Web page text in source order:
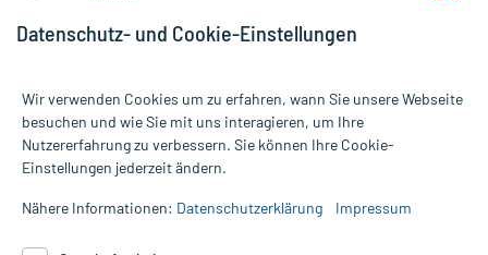
Alle Preise gelten inkl. MwSt., ggf. zzgl. Versandkosten
Informationen auf dieser Website werden ausschließlich für
die Untersuchung und Behandlung durch einen Arzt. Bitte
Datenschutz- und Cookie-Einstellungen
Wir verwenden Cookies um zu erfahren, wann Sie unsere Webseite
besuchen und wie Sie mit uns interagieren, um Ihre
Nutzererfahrung zu verbessern. Sie können Ihre Cookie-
Einstellungen jederzeit ändern.
Nähere Informationen: Datenschutzerklärung Impressum